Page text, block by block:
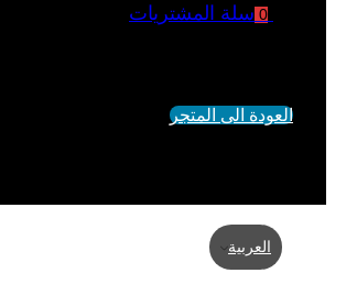
0 سلة المشتريات
العودة الى المتجر
العربية